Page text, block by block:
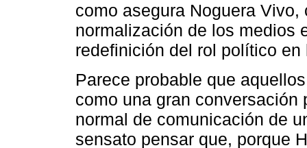
como asegura Noguera
normalización de los medios
redefinición del rol político en
Parece probable que
como una gran conversación
normal de comunicación de
sensato pensar que, porque